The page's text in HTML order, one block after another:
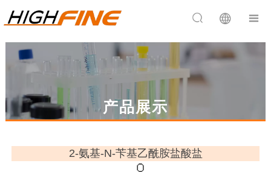
 
产品展示
2-氨基-N-苄基乙酰胺盐酸盐